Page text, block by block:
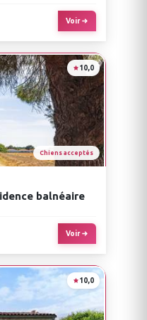
Voir
10,0
Chiens acceptés
balnéaire
Voir
10,0